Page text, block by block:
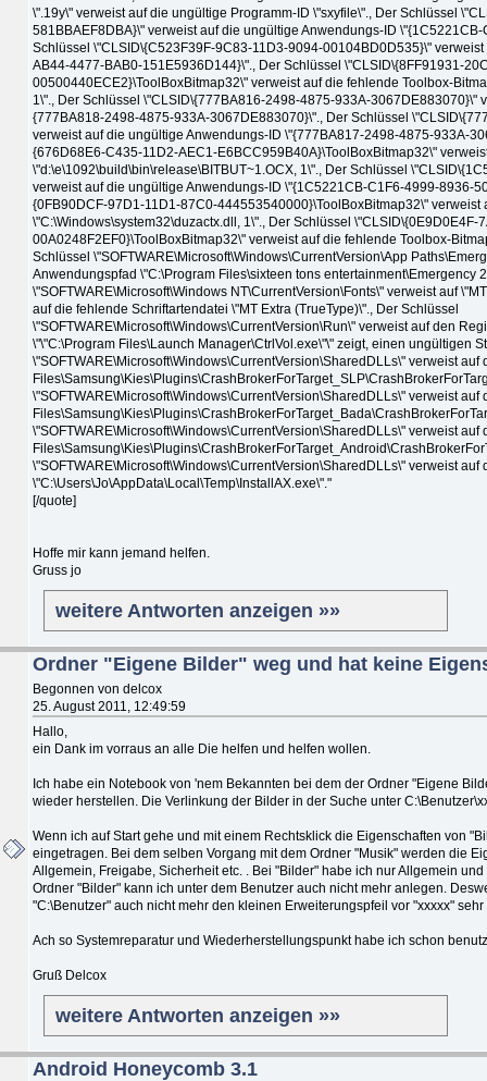
\".19y\" verweist auf die ungültige Programm-ID \"sxyfile\"., Der Schlüssel
581BBAEF8DBA}\" verweist auf die ungültige Anwendungs-ID
Schlüssel \"CLSID\{C523F39F-9C83-11D3-9094-00104BD0D535}\"
AB44-4477-BAB0-151E5936D144}\"., Der Schlüssel \"CLSID\{8FF91931-
00500440ECE2}\ToolBoxBitmap32\" verweist auf die fehlende Toolbox-
1\"., Der Schlüssel \"CLSID\{777BA816-2498-4875-933A-3067DE883070}\"
{777BA818-2498-4875-933A-3067DE883070}\"., Der Schlüssel
verweist auf die ungültige Anwendungs-ID \"{777BA817-2498-4875-933A-
{676D68E6-C435-11D2-AEC1-E6BCC959B40A}\ToolBoxBitmap32\"
\"d:\e\1092\build\bin\release\BITBUT~1.OCX, 1\"., Der Schlüssel
verweist auf die ungültige Anwendungs-ID \"{1C5221CB-C1F6-4999-8936-
{0FB90DCF-97D1-11D1-87C0-444553540000}\ToolBoxBitmap32\" verweist
\"C:\Windows\system32\duzactx.dll, 1\"., Der Schlüssel \"CLSID\{0E9D0E4F-
00A0248F2EF0}\ToolBoxBitmap32\" verweist auf die fehlende Toolbox-
Schlüssel \"SOFTWARE\Microsoft\Windows\CurrentVersion\App
Anwendungspfad \"C:\Program Files\sixteen tons entertainment\Emergency
\"SOFTWARE\Microsoft\Windows NT\CurrentVersion\Fonts\" verweist auf
auf die fehlende Schriftartendatei \"MT Extra (TrueType)\"., Der Schlüssel
\"SOFTWARE\Microsoft\Windows\CurrentVersion\Run\" verweist auf den
\"\"C:\Program Files\Launch Manager\CtrlVol.exe\"\" zeigt, einen ungültigen
\"SOFTWARE\Microsoft\Windows\CurrentVersion\SharedDLLs\" verweist
\"SOFTWARE\Microsoft\Windows\CurrentVersion\SharedDLLs\" verweist
\"SOFTWARE\Microsoft\Windows\CurrentVersion\SharedDLLs\" verweist
\"SOFTWARE\Microsoft\Windows\CurrentVersion\SharedDLLs\" verweist auf
\"C:\Users\Jo\AppData\Local\Temp\InstallAX.exe\"."
[/quote]
Hoffe mir kann jemand helfen.
Gruss jo
weitere Antworten anzeigen »»
Ordner "Eigene Bilder" weg und hat keine
Begonnen von delcox
25. August 2011, 12:49:59
Hallo,
ein Dank im vorraus an alle Die helfen und helfen wollen.
Ich habe ein Notebook von 'nem Bekannten bei dem der Ordner "Eigene
wieder herstellen. Die Verlinkung der Bilder in der Suche unter
Wenn ich auf Start gehe und mit einem Rechtsklick die Eigenschaften von
eingetragen. Bei dem selben Vorgang mit dem Ordner "Musik" werden die
Allgemein, Freigabe, Sicherheit etc. . Bei "Bilder" habe ich nur Allgemein
Ordner "Bilder" kann ich unter dem Benutzer auch nicht mehr anlegen.
"C:\Benutzer" auch nicht mehr den kleinen Erweiterungspfeil vor "xxxxx"
Ach so Systemreparatur und Wiederherstellungspunkt habe ich schon
Gruß Delcox
weitere Antworten anzeigen »»
Android Honeycomb 3.1